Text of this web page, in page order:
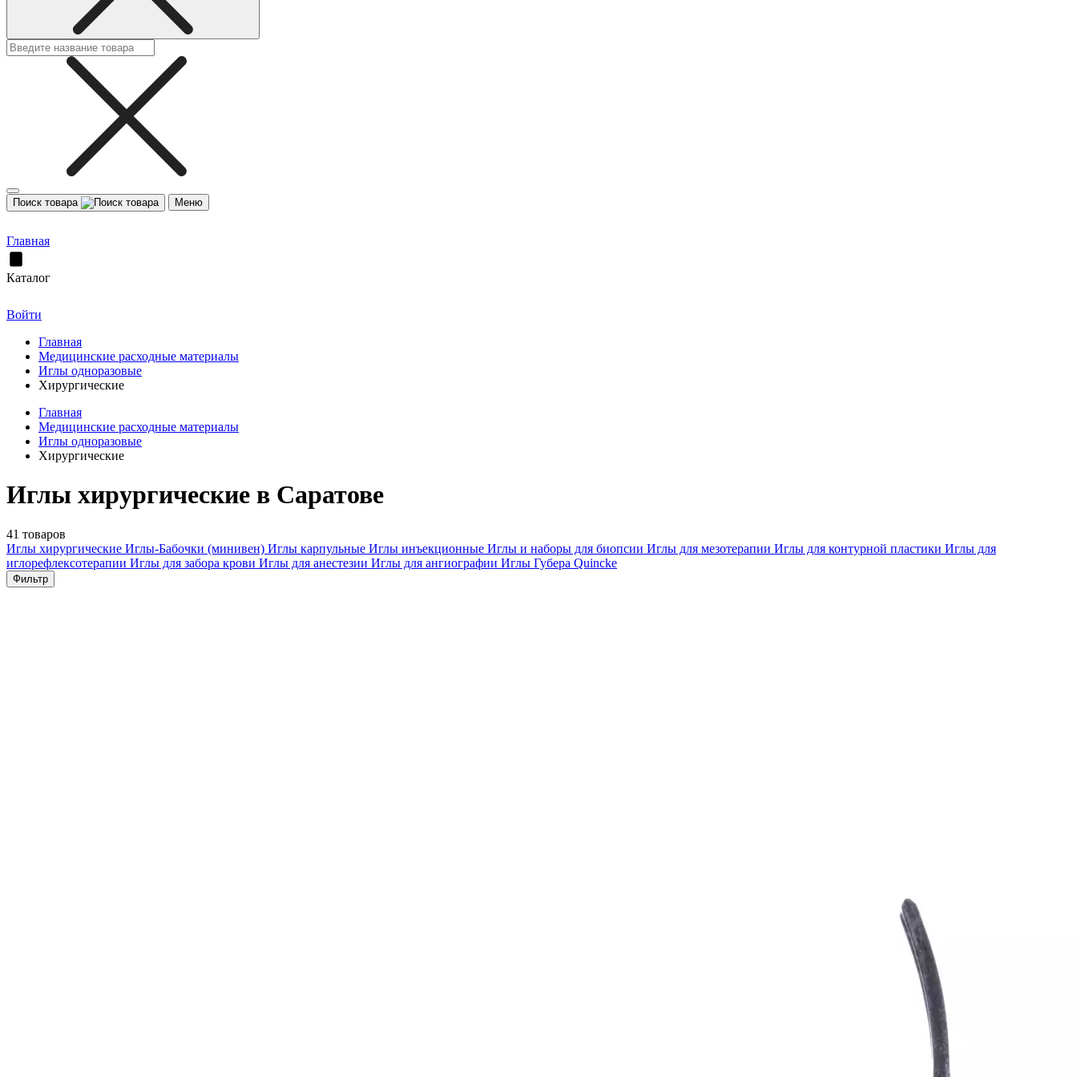
Поиск товара Меню
Главная
Каталог
Войти
Главная
Медицинские расходные материалы
Иглы одноразовые
Хирургические
Главная
Медицинские расходные материалы
Иглы одноразовые
Хирургические
Иглы хирургические в Саратове
41 товаров
Иглы хирургические Иглы-Бабочки (минивен) Иглы карпульные Иглы инъекционные Иглы и наборы для биопсии Иглы для мезотерапии Иглы для контурной пластики Иглы для
иглорефлексотерапии Иглы для забора крови Иглы для анестезии Иглы для ангиографии Иглы Губера Quincke
Фильтр